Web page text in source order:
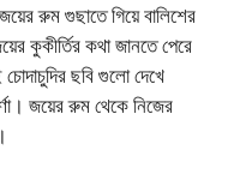
রুম গুছাতে গিয়ে বালিশের
কুকীর্তির কথা জানতে পেরে
ছবি গুলো দেখে
জয়ের রুম থেকে নিজের